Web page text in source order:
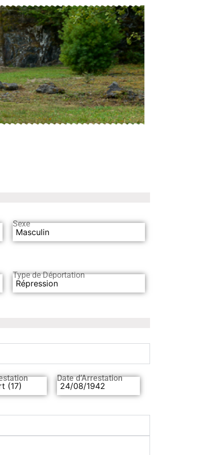
Sexe
Masculin
Type de Déportation
Répression
(17)
Date d’Arrestation
24/08/1942